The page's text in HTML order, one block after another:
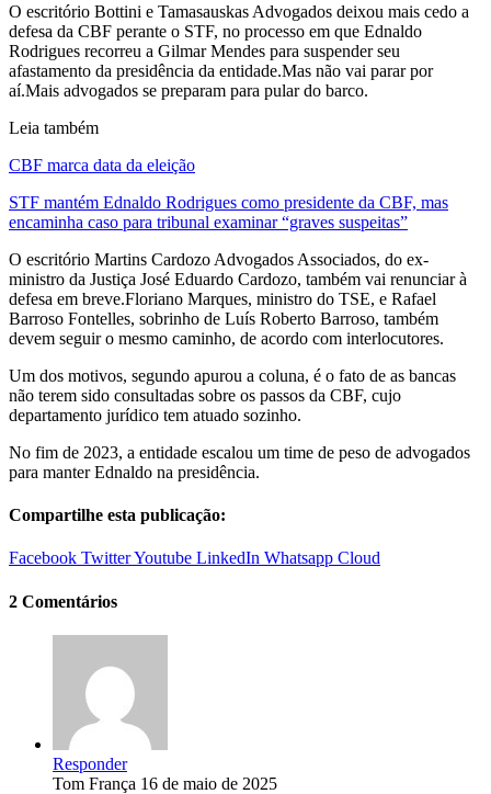
O escritório Bottini e Tamasauskas Advogados deixou mais cedo a
defesa da CBF perante o STF, no processo em que Ednaldo
Rodrigues recorreu a Gilmar Mendes para suspender seu
afastamento da presidência da entidade.Mas não vai parar por
aí.Mais advogados se preparam para pular do barco.
Leia também
CBF marca data da eleição
STF mantém Ednaldo Rodrigues como presidente da CBF, mas
encaminha caso para tribunal examinar “graves suspeitas”
O escritório Martins Cardozo Advogados Associados, do ex-
ministro da Justiça José Eduardo Cardozo, também vai renunciar à
defesa em breve.Floriano Marques, ministro do TSE, e Rafael
Barroso Fontelles, sobrinho de Luís Roberto Barroso, também
devem seguir o mesmo caminho, de acordo com interlocutores.
Um dos motivos, segundo apurou a coluna, é o fato de as bancas
não terem sido consultadas sobre os passos da CBF, cujo
departamento jurídico tem atuado sozinho.
No fim de 2023, a entidade escalou um time de peso de advogados
para manter Ednaldo na presidência.
Compartilhe esta publicação:
Facebook TwitterYoutube LinkedIn Whatsapp Cloud
2 Comentários
Responder
Tom França 16 de maio de 2025